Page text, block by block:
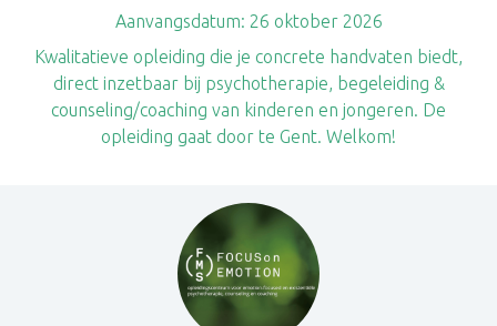
Aanvangsdatum: 26 oktober 2026
Kwalitatieve opleiding die je concrete handvaten biedt,
direct inzetbaar bij psychotherapie, begeleiding &
counseling/coaching van kinderen en jongeren. De
opleiding gaat door te Gent. Welkom!